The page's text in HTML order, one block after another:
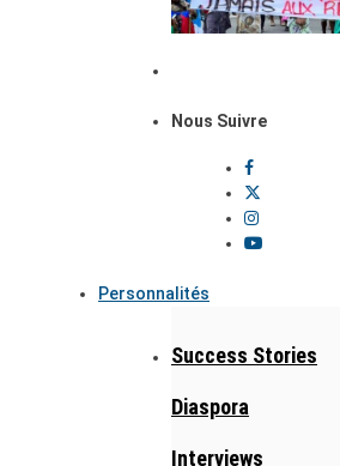
Nous Suivre
Personnalités
Success Stories
Diaspora
Interviews